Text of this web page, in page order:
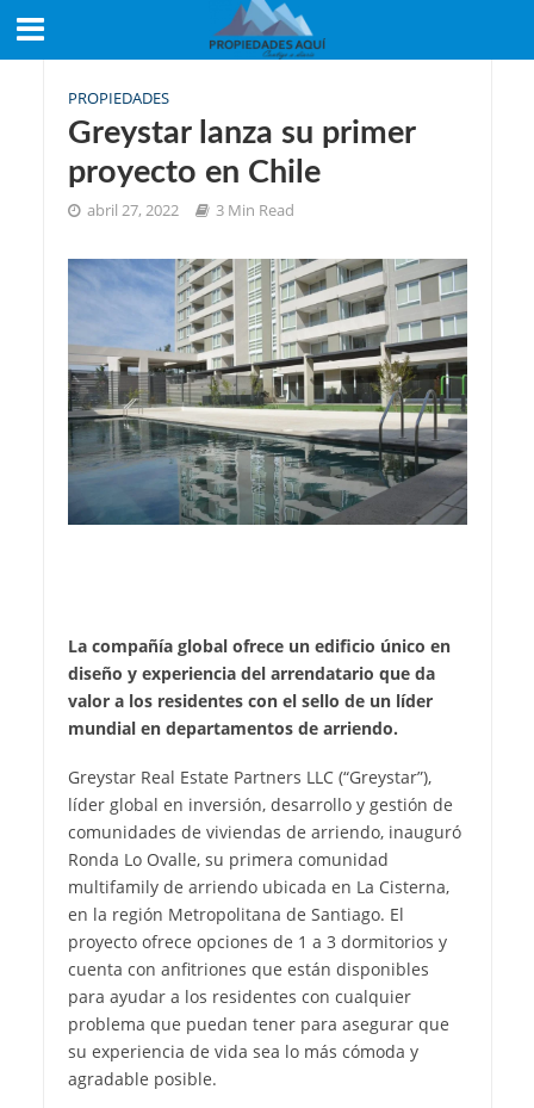
PROPIEDADES
Greystar lanza su primer
proyecto en Chile
abril 27, 2022 3 Min Read
La compañía global ofrece un edificio único en
diseño y experiencia del arrendatario que da
valor a los residentes con el sello de un líder
mundial en departamentos de arriendo.
Greystar Real Estate Partners LLC (“Greystar”),
líder global en inversión, desarrollo y gestión de
comunidades de viviendas de arriendo, inauguró
Ronda Lo Ovalle, su primera comunidad
multifamily de arriendo ubicada en La Cisterna,
en la región Metropolitana de Santiago. El
proyecto ofrece opciones de 1 a 3 dormitorios y
cuenta con anfitriones que están disponibles
para ayudar a los residentes con cualquier
problema que puedan tener para asegurar que
su experiencia de vida sea lo más cómoda y
agradable posible.